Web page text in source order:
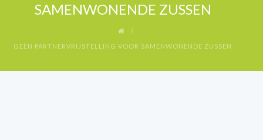
SAMENWONENDE ZUSSEN
GEEN PARTNERVRIJSTELLING VOOR SAMENWONENDE ZUSSEN